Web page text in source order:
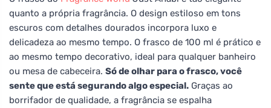
quanto a própria fragrância. O design estiloso em tons
escuros com detalhes dourados incorpora luxo e
delicadeza ao mesmo tempo. O frasco de 100 ml é prático e
ao mesmo tempo decorativo, ideal para qualquer banheiro
ou mesa de cabeceira. Só de olhar para o frasco, você
sente que está segurando algo especial. Graças ao
borrifador de qualidade, a fragrância se espalha